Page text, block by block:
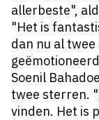
allerbeste",
"Het is
dan nu al twee
Soenil
twee sterren.
vinden. Het is